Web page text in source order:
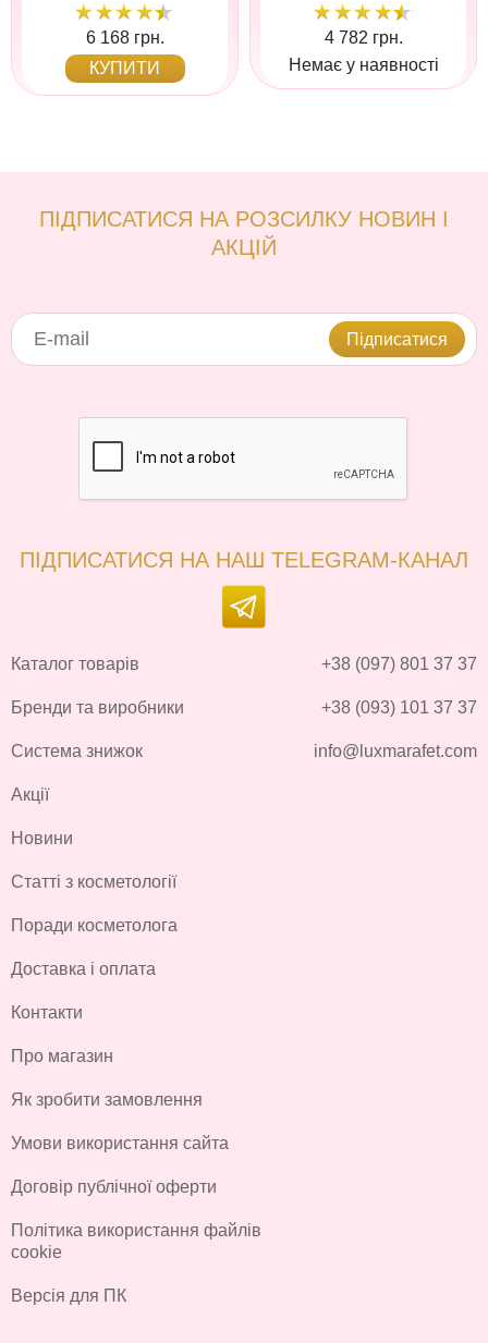
6 168 грн.
КУПИТИ
4 782 грн.
Немає у наявності
ПІДПИСАТИСЯ НА РОЗСИЛКУ НОВИН І
АКЦІЙ
Підписатися
ПІДПИСАТИСЯ НА НАШ TELEGRAM-КАНАЛ
Каталог товарів
Бренди та виробники
Система знижок
Акції
Новини
Статті з косметології
Поради косметолога
Доставка і оплата
Контакти
Про магазин
Як зробити замовлення
Умови використання сайта
Договір публічної оферти
Політика використання файлів
cookie
Версія для ПК
+38 (097) 801 37 37
+38 (093) 101 37 37
info@luxmarafet.com